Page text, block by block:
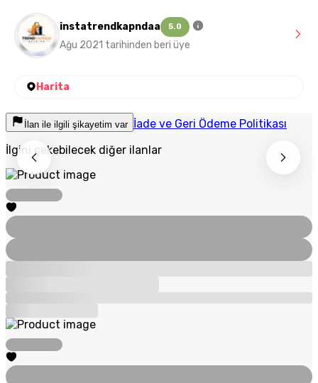
instatrendkapndaa 5.0
Ağu 2021 tarihinden beri üye
Harita
İlan ile ilgili şikayetim var İade ve Geri Ödeme Politikası
İlgini çekebilecek diğer ilanlar